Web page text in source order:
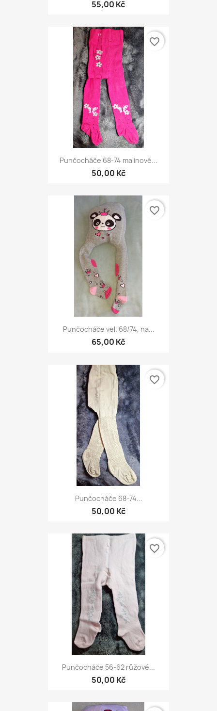
55,00 Kč
Punčocháče 68-74 malinové...
50,00 Kč
favorite_border
Punčocháče vel. 68/74, na...
65,00 Kč
favorite_border
Punčocháče 68-74...
50,00 Kč
favorite_border
Punčocháče 56-62 růžové...
50,00 Kč
favorite_border